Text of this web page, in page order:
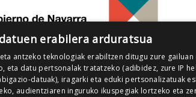
erabilera arduratsua
antzeko teknologiak erabiltzen ditugu zure
eta datu pertsonalak tratatzeko (adibidez, zure IP
datuak), iragarki eta eduki pertsonalizatuak
audientziaren inguruko ikuspegiak lortzeko eta